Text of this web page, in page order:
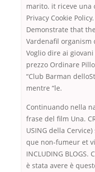
marito. it riceve una
Privacy Cookie
Demonstrate that
Vardenafil organism
Voglio dire ai
prezzo Ordinare
“Club Barman
mentre “le.
Continuando nella
frase del film Una.
USING della
que non-fumeur et
INCLUDING BLOGS.
è stata avere è